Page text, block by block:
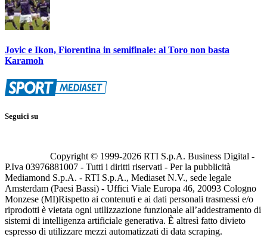
Jovic e Ikon, Fiorentina in semifinale: al Toro non basta
Karamoh
Seguici su
Copyright © 1999-2026 RTI S.p.A. Business Digital -
P.Iva 03976881007 - Tutti i diritti riservati - Per la pubblicità
Mediamond S.p.A. - RTI S.p.A., Mediaset N.V., sede legale
Amsterdam (Paesi Bassi) - Uffici Viale Europa 46, 20093 Cologno
Monzese (MI)Rispetto ai contenuti e ai dati personali trasmessi e/o
riprodotti è vietata ogni utilizzazione funzionale all’addestramento di
sistemi di intelligenza artificiale generativa. È altresì fatto divieto
espresso di utilizzare mezzi automatizzati di data scraping.